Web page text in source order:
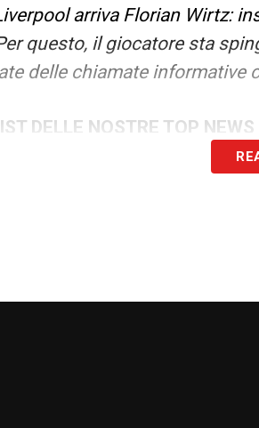
arriva Florian Wirtz:
questo, il giocatore sta
delle chiamate informative
DELLE NOSTRE TOP NEWS